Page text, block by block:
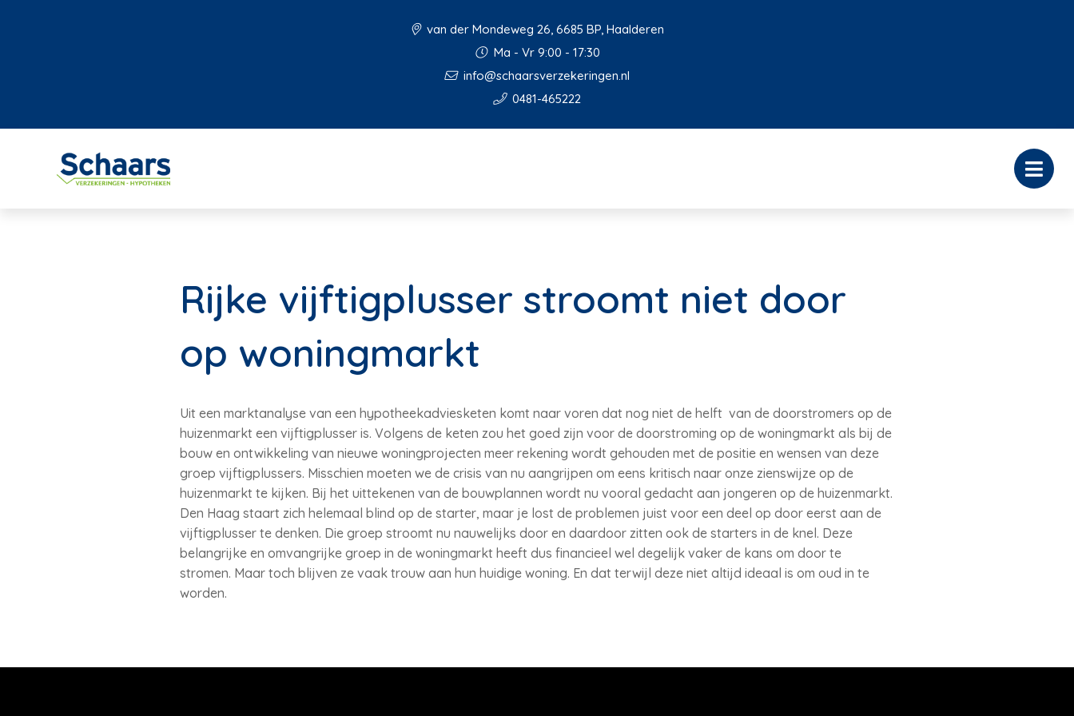
van der Mondeweg 26, 6685 BP, Haalderen
Ma - Vr 9:00 - 17:30
info@schaarsverzekeringen.nl
0481-465222
Rijke vijftigplusser stroomt niet door
op woningmarkt
Uit een marktanalyse van een hypotheekadviesketen komt naar voren dat nog niet de helft van de doorstromers op de
huizenmarkt een vijftigplusser is. Volgens de keten zou het goed zijn voor de doorstroming op de woningmarkt als bij de
bouw en ontwikkeling van nieuwe woningprojecten meer rekening wordt gehouden met de positie en wensen van deze
groep vijftigplussers. Misschien moeten we de crisis van nu aangrijpen om eens kritisch naar onze zienswijze op de
huizenmarkt te kijken. Bij het uittekenen van de bouwplannen wordt nu vooral gedacht aan jongeren op de huizenmarkt.
Den Haag staart zich helemaal blind op de starter, maar je lost de problemen juist voor een deel op door eerst aan de
vijftigplusser te denken. Die groep stroomt nu nauwelijks door en daardoor zitten ook de starters in de knel. Deze
belangrijke en omvangrijke groep in de woningmarkt heeft dus financieel wel degelijk vaker de kans om door te
stromen. Maar toch blijven ze vaak trouw aan hun huidige woning. En dat terwijl deze niet altijd ideaal is om oud in te
worden.